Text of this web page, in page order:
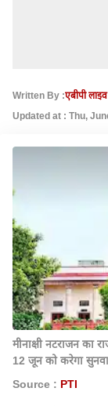
Written By :एबीपी
Updated at : Thu,
मीनाक्षी नटराजन का
12 जून को करेगा
Source : PTI